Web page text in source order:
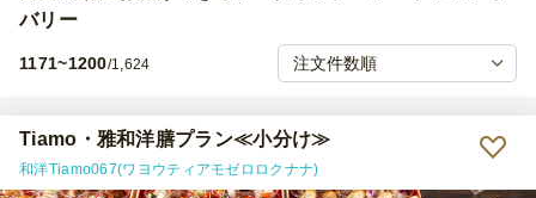
バリー
1171~1200/1,624
Tiamo・雅和洋膳プラン≪小分け≫
和洋Tiamo067(ワヨウティアモゼロロクナナ)